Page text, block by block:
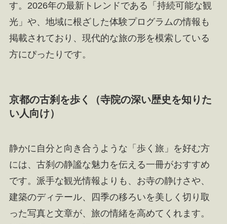
す。2026年の最新トレンドである「持続可能な観
光」や、地域に根ざした体験プログラムの情報も
掲載されており、現代的な旅の形を模索している
方にぴったりです。
京都の古刹を歩く（寺院の深い歴史を知りた
い人向け）
静かに自分と向き合うような「歩く旅」を好む方
には、古刹の静謐な魅力を伝える一冊がおすすめ
です。派手な観光情報よりも、お寺の静けさや、
建築のディテール、四季の移ろいを美しく切り取
った写真と文章が、旅の情緒を高めてくれます。